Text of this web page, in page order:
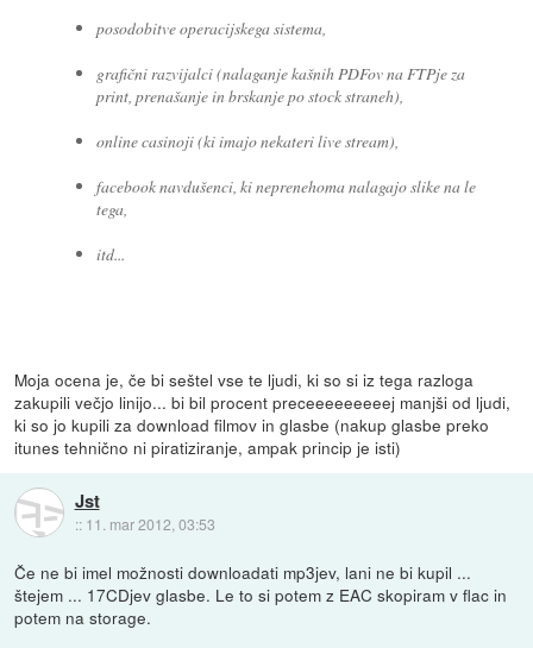
posodobitve operacijskega sistema,
grafični razvijalci (nalaganje kašnih PDFov na FTPje za
print, prenašanje in brskanje po stock straneh),
online casinoji (ki imajo nekateri live stream),
facebook navdušenci, ki neprenehoma nalagajo slike na le
tega,
itd...
Moja ocena je, če bi seštel vse te ljudi, ki so si iz tega razloga
zakupili večjo linijo... bi bil procent preceeeeeeeeej manjši od ljudi,
ki so jo kupili za download filmov in glasbe (nakup glasbe preko
itunes tehnično ni piratiziranje, ampak princip je isti)
Jst
:: 11. mar 2012, 03:53
Če ne bi imel možnosti downloadati mp3jev, lani ne bi kupil ...
štejem ... 17CDjev glasbe. Le to si potem z EAC skopiram v flac in
potem na storage.